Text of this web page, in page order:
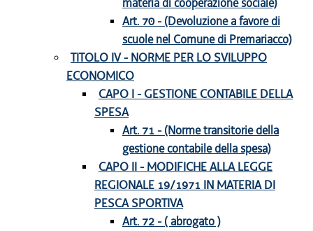
materia di cooperazione sociale)
Art. 70 - (Devoluzione a favore di
scuole nel Comune di Premariacco)
TITOLO IV - NORME PER LO SVILUPPO
ECONOMICO
CAPO I - GESTIONE CONTABILE DELLA
SPESA
Art. 71 - (Norme transitorie della
gestione contabile della spesa)
CAPO II - MODIFICHE ALLA LEGGE
REGIONALE 19/1971 IN MATERIA DI
PESCA SPORTIVA
Art. 72 - ( abrogato )